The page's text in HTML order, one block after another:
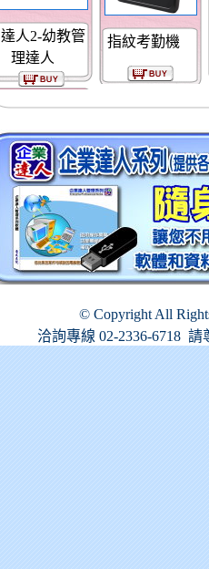
達人2-幼教管
理達人
指紋考勤機
© Copyright All
洽詢專線 02-2336-6718